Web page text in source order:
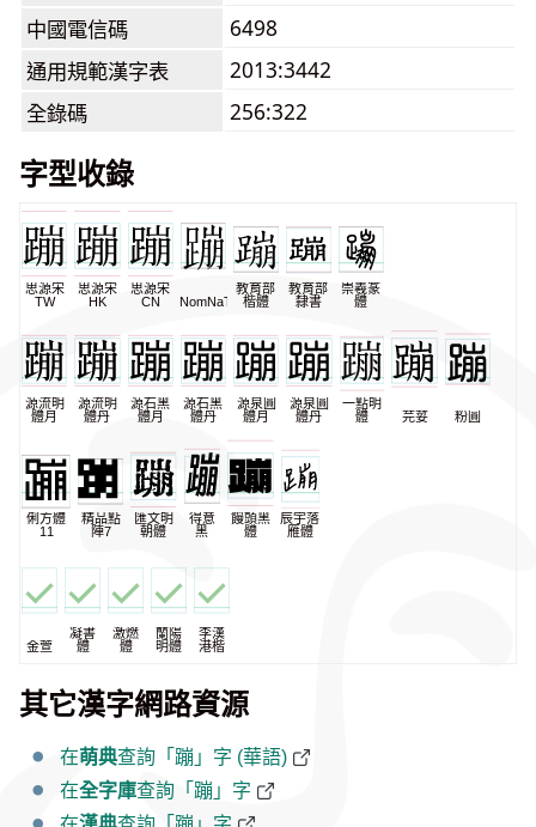
中國電信碼
6498
通用規範漢字表
2013:3442
全錄碼
256:322
字型收錄
思源宋
TW
思源宋
HK
思源宋
CN
NomNaTong
教育部
楷體
教育部
隸書
崇羲篆
體
源流明
體月
源流明
體丹
源石黑
體月
源石黑
體丹
源泉圓
體月
源泉圓
體丹
一點明
體
芫荽 粉圓
俐方體
11
精品點
陣7
匯文明
朝體
得意
黑
饅頭黑
體
辰宇落
雁體
金萱
凝書
體
激燃
體
蘭陽
明體
李漢
港楷
其它漢字網路資源
在萌典查詢「蹦」字 (華語)
在全字庫查詢「蹦」字